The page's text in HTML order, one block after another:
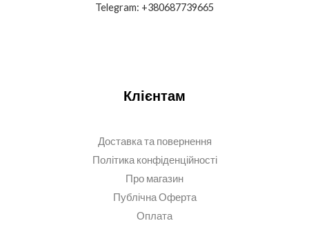
Telegram: +380687739665
Клієнтам
Доставка та повернення
Політика конфіденційності
Про магазин
Публічна Оферта
Оплата